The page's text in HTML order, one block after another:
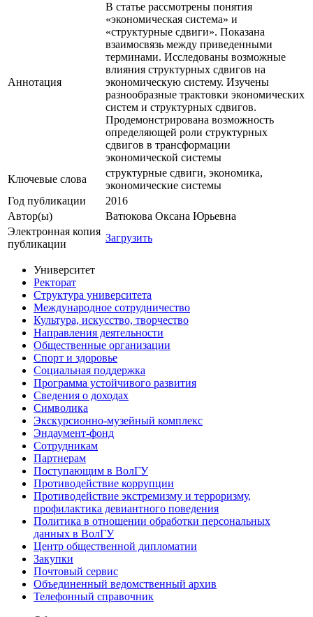
Аннотация
В статье рассмотрены понятия
«экономическая система» и
«структурные сдвиги». Показана
взаимосвязь между приведенными
терминами. Исследованы возможные
влияния структурных сдвигов на
экономическую систему. Изучены
разнообразные трактовки экономических
систем и структурных сдвигов.
Продемонстрирована возможность
определяющей роли структурных
сдвигов в трансформации
экономической системы
Ключевые cлова
структурные сдвиги, экономика,
экономические системы
Год публикации
2016
Автор(ы)
Ватюкова Оксана Юрьевна
Электронная копия
публикации
Загрузить
Университет
Ректорат
Структура университета
Международное сотрудничество
Культура, искусство, творчество
Направления деятельности
Общественные организации
Спорт и здоровье
Социальная поддержка
Программа устойчивого развития
Сведения о доходах
Символика
Экскурсионно-музейный комплекс
Эндаумент-фонд
Сотрудникам
Партнерам
Поступающим в ВолГУ
Противодействие коррупции
Противодействие экстремизму и терроризму,
профилактика девиантного поведения
Политика в отношении обработки персональных
данных в ВолГУ
Центр общественной дипломатии
Закупки
Почтовый сервис
Объединенный ведомственный архив
Телефонный справочник